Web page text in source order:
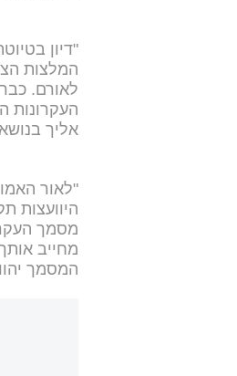
"דיון
המלצות
לאורם.
העקרונות
אליך
"לאור
היוועצות
מסמך
מחייב
המסמך